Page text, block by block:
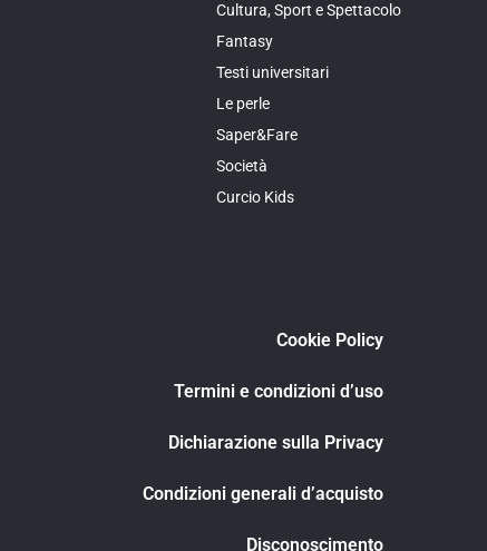
Cultura, Sport e Spettacolo
Fantasy
Testi universitari
Le perle
Saper&Fare
Società
Curcio Kids
Cookie Policy
Termini e condizioni d’uso
Dichiarazione sulla Privacy
Condizioni generali d’acquisto
Disconoscimento